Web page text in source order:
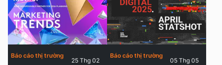
Báo cáo thị trường
25 Thg 02
Báo cáo thị trường
05 Thg 05